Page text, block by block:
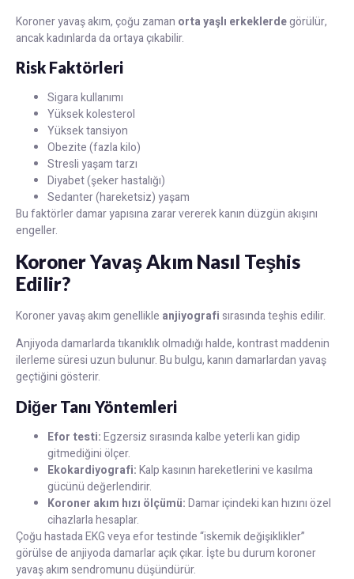
Koroner yavaş akım, çoğu zaman orta yaşlı erkeklerdegörülür,
ancak kadınlarda da ortaya çıkabilir.
Risk Faktörleri
Sigara kullanımı
Yüksek kolesterol
Yüksek tansiyon
Obezite (fazla kilo)
Stresli yaşam tarzı
Diyabet (şeker hastalığı)
Sedanter (hareketsiz) yaşam
Bu faktörler damar yapısına zarar vererek kanın düzgün akışını
engeller.
Koroner Yavaş Akım Nasıl Teşhis
Edilir?
Koroner yavaş akım genellikle anjiyografisırasında teşhis edilir.
Anjiyoda damarlarda tıkanıklık olmadığı halde, kontrast maddenin
ilerleme süresi uzun bulunur. Bu bulgu, kanın damarlardan yavaş
geçtiğini gösterir.
Diğer Tanı Yöntemleri
Efor testi:Egzersiz sırasında kalbe yeterli kan gidip
gitmediğini ölçer.
Ekokardiyografi:Kalp kasının hareketlerini ve kasılma
gücünü değerlendirir.
Koroner akım hızı ölçümü:Damar içindeki kan hızını özel
cihazlarla hesaplar.
Çoğu hastada EKG veya efor testinde “iskemik değişiklikler”
görülse de anjiyoda damarlar açık çıkar. İşte bu durum koroner
yavaş akım sendromunu düşündürür.